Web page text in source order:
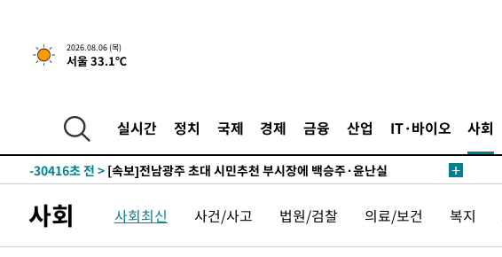
2026.08.06 (목)
서울 33.1℃
실시간 정치 국제 경제 금융 산업 IT·바이오 사회
1시간 전 >[속보] "이란-오만, 호르무즈 해협 통행 항로 합의" 이란 외무부 대변인
-31964초 전 >[속보]경찰, '홍명보 선임 논란' 대한축구협회·축구회관 등 압수수
-31144초 전 >
[속보]코스피 매도사이드카 발동…4%대 급락
-30416초 전 >
-27977초 전 > 서울 열대야 15일째 지속…비공식 '초열대야' 30도 넘어
-26527초 전 >
[속보]코스피, 119.51포인트(1.81%) 내린 6478.75 개장
-22974초 전 >6월 경상수지 497.3억 달러…두 달 연속 사상 최대
사회 사회최신 사건/사고 법원/검찰 의료/보건 복지